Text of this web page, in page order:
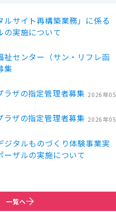
ルサイト再構築業務」に係る
の実施について
祉センター（サン・リフレ函
集
ラザの指定管理者募集 2026年05
ラザの指定管理者募集 2026年05
ジタルものづくり体験事業実
ーザルの実施について
一覧へ